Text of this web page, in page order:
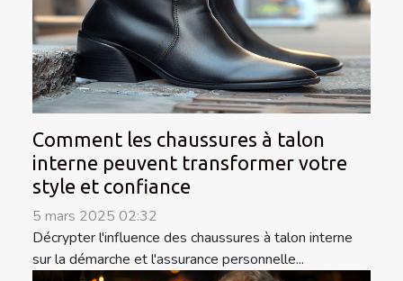
Comment les chaussures à talon
interne peuvent transformer votre
style et confiance
5 mars 2025 02:32
Décrypter l'influence des chaussures à talon interne
sur la démarche et l'assurance personnelle...